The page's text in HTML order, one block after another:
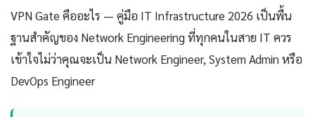
VPN Gate คืออะไร — คู่มือ IT Infrastructure 2026 เป็นพื้น
ฐานสำคัญของ Network Engineering ที่ทุกคนในสาย IT ควร
เข้าใจไม่ว่าคุณจะเป็น Network Engineer, System Admin หรือ
DevOps Engineer